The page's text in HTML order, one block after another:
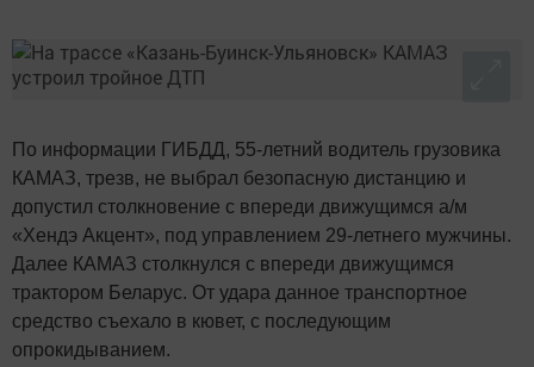
По информации ГИБДД, 55-летний водитель грузовика
КАМАЗ, трезв, не выбрал безопасную дистанцию и
допустил столкновение с впереди движущимся а/м
«Хендэ Акцент», под управлением 29-летнего мужчины.
Далее КАМАЗ столкнулся с впереди движущимся
трактором Беларус. От удара данное транспортное
средство съехало в кювет, с последующим
опрокидыванием.